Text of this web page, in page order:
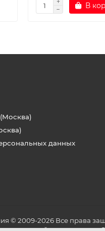
В
данных
© 2009-2026 Все права